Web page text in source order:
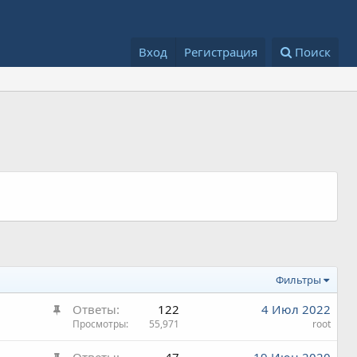
Вход Регистрация Поиск
Фильтры
З
Ответы 122
Просмотры 55,971
4 Июл 2022
root